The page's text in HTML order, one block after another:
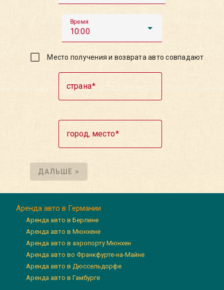
Время
10:00
Место получения и возврата авто совпадают
страна
город, место
ДАЛЬШЕ >
Аренда авто в Германии
Аренда авто в Берлине
Аренда авто в Мюнхене
Аренда авто в аэропорту Мюнхен
Аренда авто во Франкфурте-на-Майне
Аренда авто в Дюссельдорфе
Аренда авто в Гамбурге